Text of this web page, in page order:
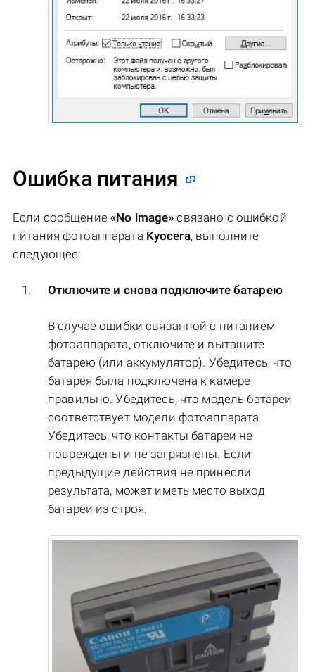
Ошибка питания
Если сообщение «No image» связано с ошибкой
питания фотоаппарата Kyocera, выполните
следующее:
Отключите и снова подключите батарею
В случае ошибки связанной с питанием
фотоаппарата, отключите и вытащите
батарею (или аккумулятор). Убедитесь, что
батарея была подключена к камере
правильно. Убедитесь, что модель батареи
соответствует модели фотоаппарата.
Убедитесь, что контакты батареи не
повреждены и не загрязнены. Если
предыдущие действия не принесли
результата, может иметь место выход
батареи из строя.